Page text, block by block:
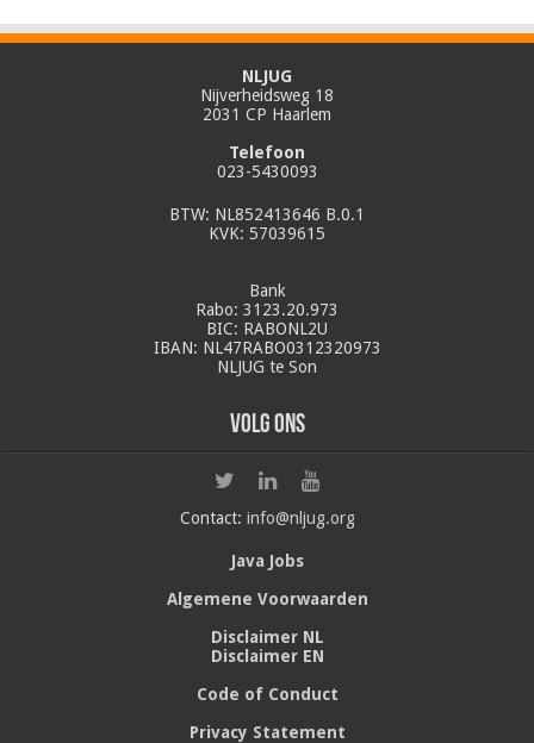
NLJUG
Nijverheidsweg 18
2031 CP Haarlem
Telefoon
023-5430093
BTW: NL852413646 B.0.1
KVK: 57039615
Bank
Rabo: 3123.20.973
BIC: RABONL2U
IBAN: NL47RABO0312320973
NLJUG te Son
Volg ons
Contact: info@nljug.org
Java Jobs
Algemene Voorwaarden
Disclaimer NL
Disclaimer EN
Code of Conduct
Privacy Statement